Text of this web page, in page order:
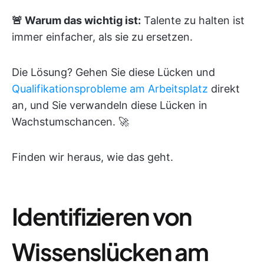
🚨 Warum das wichtig ist: Talente zu halten ist
immer einfacher, als sie zu ersetzen.
Die Lösung? Gehen Sie diese Lücken und
Qualifikationsprobleme am Arbeitsplatz direkt
an, und Sie verwandeln diese Lücken in
Wachstumschancen. 🚀
Finden wir heraus, wie das geht.
Identifizieren von
Wissenslücken am